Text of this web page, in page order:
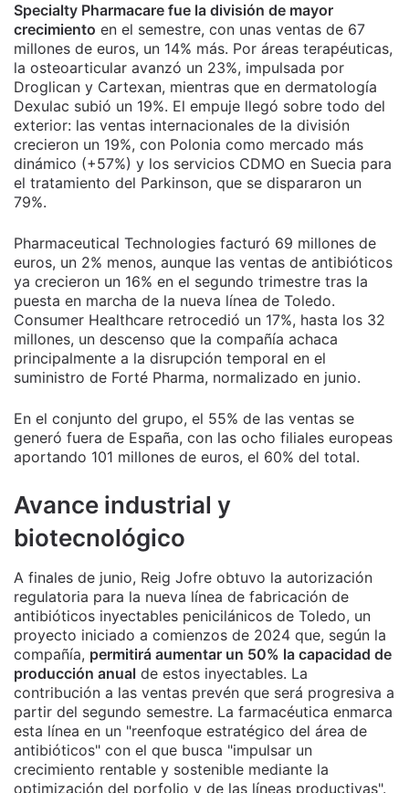
Specialty Pharmacare fue la división de mayor
crecimiento en el semestre, con unas ventas de 67
millones de euros, un 14% más. Por áreas terapéuticas,
la osteoarticular avanzó un 23%, impulsada por
Droglican y Cartexan, mientras que en dermatología
Dexulac subió un 19%. El empuje llegó sobre todo del
exterior: las ventas internacionales de la división
crecieron un 19%, con Polonia como mercado más
dinámico (+57%) y los servicios CDMO en Suecia para
el tratamiento del Parkinson, que se dispararon un
79%.
Pharmaceutical Technologies facturó 69 millones de
euros, un 2% menos, aunque las ventas de antibióticos
ya crecieron un 16% en el segundo trimestre tras la
puesta en marcha de la nueva línea de Toledo.
Consumer Healthcare retrocedió un 17%, hasta los 32
millones, un descenso que la compañía achaca
principalmente a la disrupción temporal en el
suministro de Forté Pharma, normalizado en junio.
En el conjunto del grupo, el 55% de las ventas se
generó fuera de España, con las ocho filiales europeas
aportando 101 millones de euros, el 60% del total.
Avance industrial y
biotecnológico
A finales de junio, Reig Jofre obtuvo la autorización
regulatoria para la nueva línea de fabricación de
antibióticos inyectables penicilánicos de Toledo, un
proyecto iniciado a comienzos de 2024 que, según la
compañía, permitirá aumentar un 50% la capacidad de
producción anual de estos inyectables. La
contribución a las ventas prevén que será progresiva a
partir del segundo semestre. La farmacéutica enmarca
esta línea en un "reenfoque estratégico del área de
antibióticos" con el que busca "impulsar un
crecimiento rentable y sostenible mediante la
optimización del porfolio y de las líneas productivas".